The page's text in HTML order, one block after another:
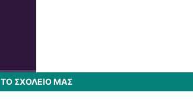
ΤΟ ΣΧΟΛΕΙΟ ΜΑΣ